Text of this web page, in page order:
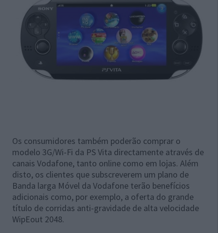
Os consumidores também poderão comprar o
modelo 3G/Wi-Fi da PS Vita directamente através de
canais Vodafone, tanto online como em lojas. Além
disto, os clientes que subscreverem um plano de
Banda larga Móvel da Vodafone terão benefícios
adicionais como, por exemplo, a oferta do grande
título de corridas anti-gravidade de alta velocidade
WipEout 2048.